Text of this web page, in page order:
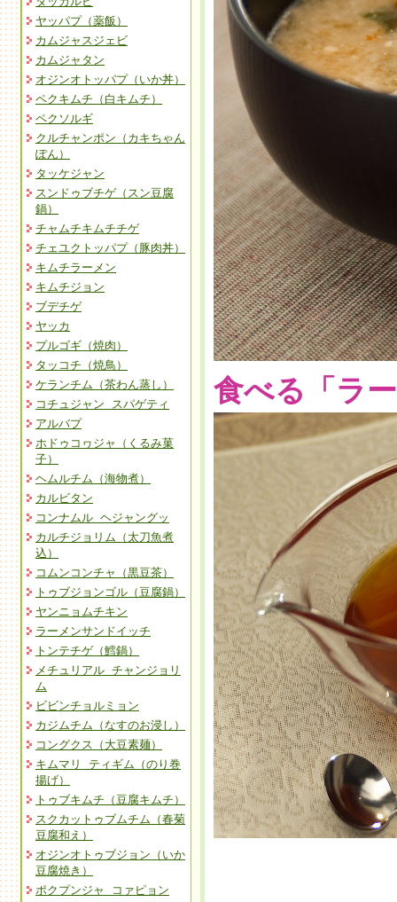
ヤッパプ（薬飯）
カムジャスジェビ
カムジャタン
オジンオトッパプ（いか丼）
ペクキムチ（白キムチ）
ペクソルギ
クルチャンポン（カキちゃん
ぽん）
タッケジャン
スンドゥブチゲ（スン豆腐
鍋）
チャムチキムチチゲ
チェユクトッパプ（豚肉丼）
キムチラーメン
キムチジョン
ブデチゲ
ヤッカ
プルゴギ（焼肉）
タッコチ（焼鳥）
ケランチム（茶わん蒸し）
コチュジャン スパゲティ
アルバプ
ホドゥコヮジャ（くるみ菓
子）
ヘムルチム（海物煮）
カルビタン
コンナムル ヘジャングッ
カルチジョリム（太刀魚煮
込）
コムンコンチャ（黒豆茶）
トゥブジョンゴル（豆腐鍋）
ヤンニョムチキン
ラーメンサンドイッチ
トンテチゲ（鱈鍋）
メチュリアル チャンジョリ
ム
ビビンチョルミョン
カジムチム（なすのお浸し）
コングクス（大豆素麺）
キムマリ ティギム（のり巻
揚げ）
トゥブキムチ（豆腐キムチ）
スクカットゥブムチム（春菊
豆腐和え）
オジンオトゥブジョン（いか
豆腐焼き）
ポクプンジャ コァピョン
食べる「ラ